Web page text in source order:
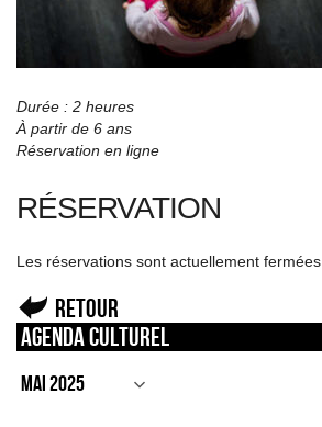
Durée : 2 heures
À partir de 6 ans
Réservation en ligne
RÉSERVATION
Les réservations sont actuellement fermées.
Retour
Agenda culturel